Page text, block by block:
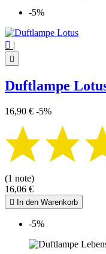
-5%
 |

Duftlampe
16,90 € -5%
(1 note)
16,06 €
 In den Warenkorb
-5%